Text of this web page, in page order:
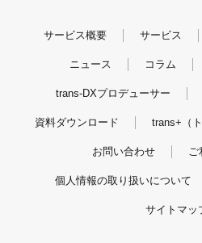
サービス概要 サービス
ニュース コラム
trans-DXプロデューサー
資料ダウンロード trans+（
お問い合わせ ご
個人情報の取り扱いについて
サイトマッ